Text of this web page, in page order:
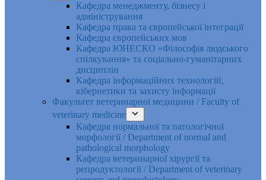
Кафедра менеджменту, бізнесу і
адміністрування
Кафедра права та європейської інтеграції
Кафедра європейських мов
Кафедра ЮНЕСКО «Філософія людського
спілкування» та соціально-гуманітарних
дисциплін
Кафедра інформаційних технологій,
кібернетики та захисту інформації
Факультет ветеринарної медицини / Faculty of
veterinary medicine
Кафедра нормальної та патологічної
морфології / Department of normal and
pathological morphology
Кафедра ветеринарної хірургії та
репродуктології / Department of veterinary